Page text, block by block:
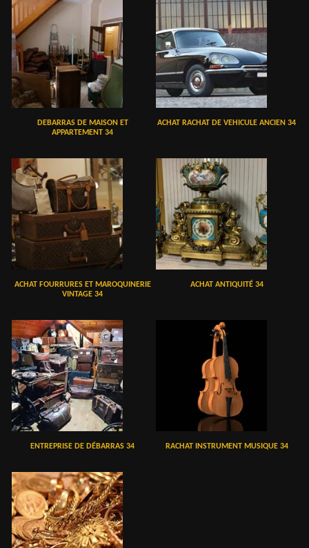
DEBARRAS DE MAISON ET
APPARTEMENT 34
ACHAT RACHAT DE VEHICULE ANCIEN 34
ACHAT FOURRURES ET MAROQUINERIE
VINTAGE 34
ACHAT ANTIQUITÉ 34
ENTREPRISE DE DÉBARRAS 34 RACHAT INSTRUMENT MUSIQUE 34